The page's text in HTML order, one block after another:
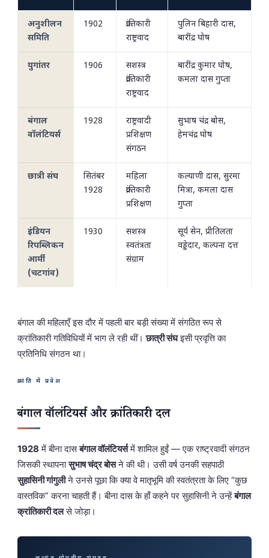
अनुशीलन
समिति
1902
क्रांतिकारी
राष्ट्रवाद
पुलिन बिहारी दास,
बारींद्र घोष
युगांतर 1906
सशस्त्र
क्रांतिकारी
राष्ट्रवाद
बारींद्र कुमार घोष,
कमला दास गुप्ता
बंगाल
वॉलंटियर्स
1928
राष्ट्रवादी
प्रशिक्षण
संगठन
सुभाष चंद्र बोस,
हेमचंद्र घोष
छात्री संघ
सितंबर
1928
महिला
क्रांतिकारी
प्रशिक्षण
कल्याणी दास, सुरमा
मित्रा, कमला दास
गुप्ता
इंडियन
रिपब्लिकन
आर्मी
(चटगांव)
1930
सशस्त्र
स्वतंत्रता
संग्राम
सूर्य सेन, प्रीतिलता
वड्डेदार, कल्पना दत्त
बंगाल की महिलाएँ इस दौर में पहली बार बड़ी संख्या में संगठित रूप से
क्रांतिकारी गतिविधियों में भाग ले रही थीं।छात्री संघइसी प्रवृत्ति का
प्रतिनिधि संगठन था।
क्रांति में प्रवेश
बंगाल वॉलंटियर्स और क्रांतिकारी दल
1928 में बीना दासबंगाल वॉलंटियर्समें शामिल हुईं — एक राष्ट्रवादी संगठन
जिसकी स्थापनासुभाष चंद्र बोसने की थी। उसी वर्ष उनकी सहपाठी
सुहासिनी गांगुलीने उनसे पूछा कि क्या वे मातृभूमि की स्वतंत्रता के लिए “कुछ
वास्तविक” करना चाहती हैं। बीना दास के हाँ कहने पर सुहासिनी ने उन्हेंबंगाल
क्रांतिकारी दलसे जोड़ा।